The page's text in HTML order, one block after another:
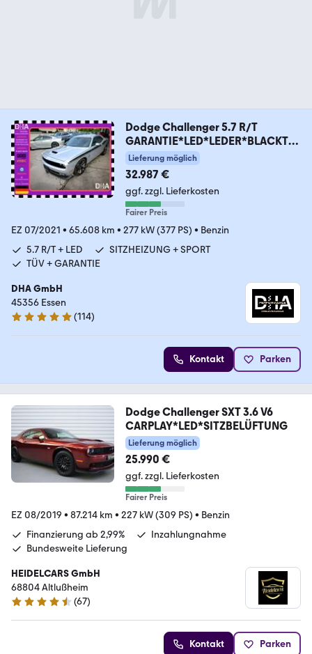
Dodge Challenger 5.7 R/T
GARANTIE*LED*LEDER*BLACKTO
PLieferung möglich
32.987 €
ggf. zzgl. Lieferkosten
Fairer Preis
EZ 07/2021 • 65.608 km • 277 kW (377 PS) • Benzin
5.7 R/T + LED
SITZHEIZUNG + SPORT
TÜV + GARANTIE
DHA GmbH
45356 Essen
4.8 Sterne
(114)
Kontakt Parken
Dodge Challenger SXT 3.6 V6
CARPLAY*LED*SITZBELÜFTUNG
Lieferung möglich
25.990 €
ggf. zzgl. Lieferkosten
Fairer Preis
EZ 08/2019 • 87.214 km • 227 kW (309 PS) • Benzin
Finanzierung ab 2,99%
Inzahlungnahme
Bundesweite Lieferung
HEIDELCARS GmbH
68804 Altlußheim
4.7 Sterne
(67)
Kontakt Parken